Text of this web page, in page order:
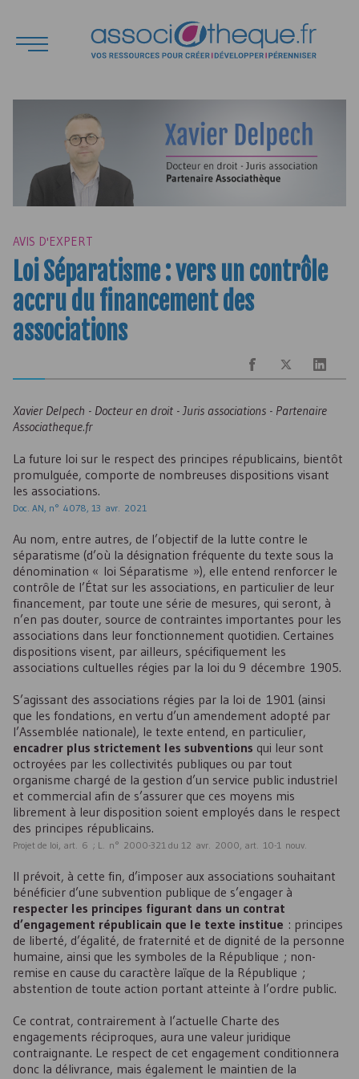
AVIS D'EXPERT
Loi Séparatisme : vers un contrôle
accru du financement des
associations
Xavier Delpech - Docteur en droit - Juris associations - Partenaire
Associatheque.fr
La future loi sur le respect des principes républicains, bientôt
promulguée, comporte de nombreuses dispositions visant
les associations.
Doc. AN, n° 4078, 13 avr. 2021
Au nom, entre autres, de l’objectif de la lutte contre le
séparatisme (d’où la désignation fréquente du texte sous la
dénomination « loi Séparatisme »), elle entend renforcer le
contrôle de l’État sur les associations, en particulier de leur
financement, par toute une série de mesures, qui seront, à
n’en pas douter, source de contraintes importantes pour les
associations dans leur fonctionnement quotidien. Certaines
dispositions visent, par ailleurs, spécifiquement les
associations cultuelles régies par la loi du 9 décembre 1905.
S’agissant des associations régies par la loi de 1901 (ainsi
que les fondations, en vertu d’un amendement adopté par
l’Assemblée nationale), le texte entend, en particulier,
encadrer plus strictement les subventions qui leur sont
octroyées par les collectivités publiques ou par tout
organisme chargé de la gestion d’un service public industriel
et commercial afin de s’assurer que ces moyens mis
librement à leur disposition soient employés dans le respect
des principes républicains.
Projet de loi, art. 6 ; L. n° 2000-321 du 12 avr. 2000, art. 10-1 nouv.
Il prévoit, à cette fin, d’imposer aux associations souhaitant
bénéficier d’une subvention publique de s’engager à
respecter les principes figurant dans un contrat
d’engagement républicain que le texte institue : principes
de liberté, d’égalité, de fraternité et de dignité de la personne
humaine, ainsi que les symboles de la République ; non-
remise en cause du caractère laïque de la République ;
abstention de toute action portant atteinte à l’ordre public.
Ce contrat, contrairement à l’actuelle Charte des
engagements réciproques, aura une valeur juridique
contraignante. Le respect de cet engagement conditionnera
donc la délivrance, mais également le maintien de la